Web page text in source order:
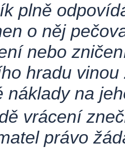
plně
o něj
nebo
hradu
náklady na
vrácení
právo